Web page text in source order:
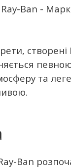
та
Ban